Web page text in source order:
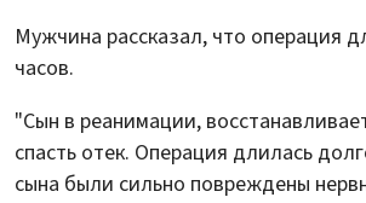
Мужчина рассказал, что операция
часов.
"Сын в реанимации,
спасть отек. Операция длилась
сына были сильно повреждены